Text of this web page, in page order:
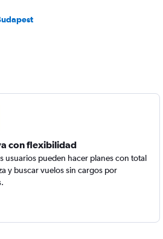
con flexibilidad
usuarios pueden hacer planes con total
y buscar vuelos sin cargos por